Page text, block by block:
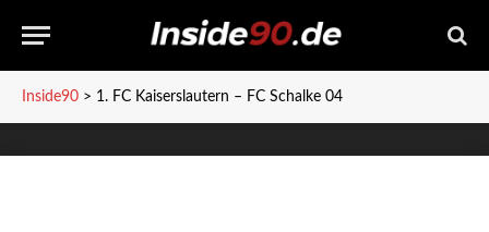
Inside90 > 1. FC Kaiserslautern – FC Schalke 04